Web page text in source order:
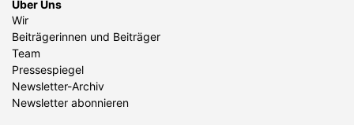
Über Uns
Wir
Beiträgerinnen und Beiträger
Team
Pressespiegel
Newsletter-Archiv
Newsletter abonnieren